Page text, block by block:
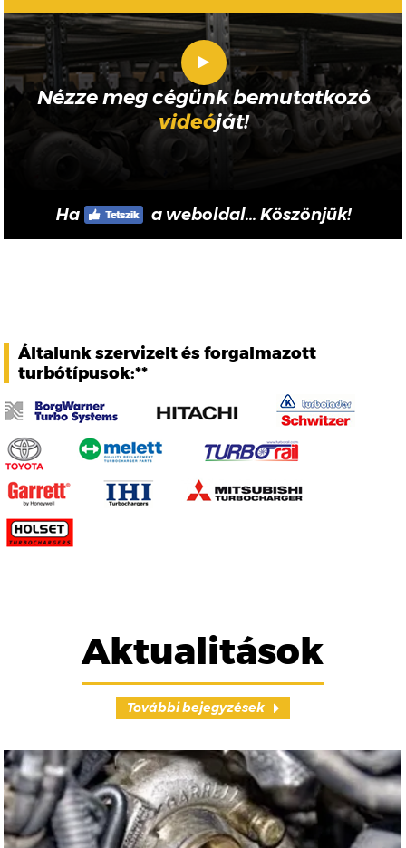
Nézze meg cégünk bemutatkozó
videóját!
Ha a weboldal... Köszönjük!
Általunk szervizelt és forgalmazott
turbótípusok:**
Aktualitások
További bejegyzések